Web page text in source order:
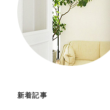
新着記事